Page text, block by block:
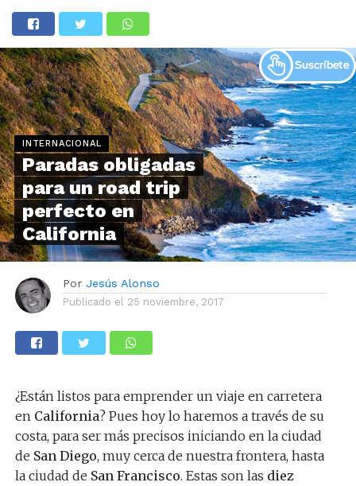
INTERNACIONAL
Paradas obligadas
para un road trip
perfecto en
California
Por Jesús Alonso
Publicado el 25 noviembre, 2017
¿Están listos para emprender un viaje en carretera
en California? Pues hoy lo haremos a través de su
costa, para ser más precisos iniciando en la ciudad
de San Diego, muy cerca de nuestra frontera, hasta
la ciudad de San Francisco. Estas son las diez